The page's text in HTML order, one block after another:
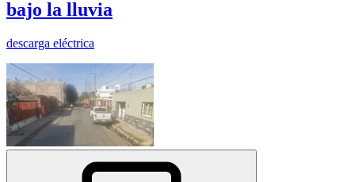
bajo la lluvia
descarga eléctrica